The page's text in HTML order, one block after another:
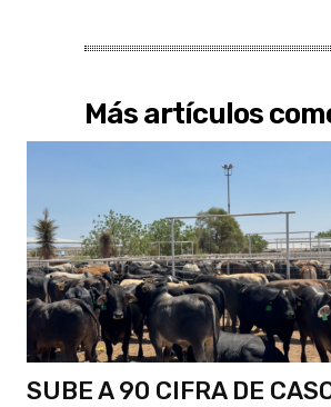
Más artículos
SUBE A 90 CIFRA DE